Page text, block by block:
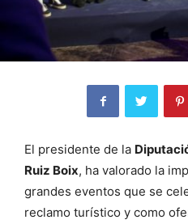
El presidente de la
Ruiz Boix, ha valorado la
grandes eventos que se
reclamo turístico y como